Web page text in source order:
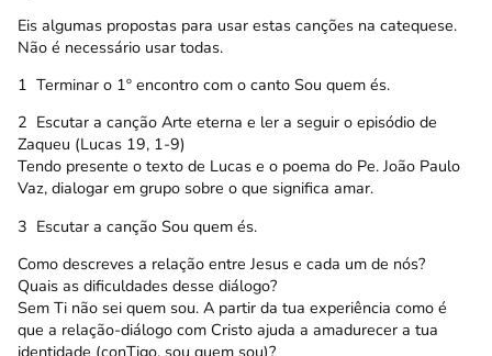
Eis algumas propostas para usar estas canções na catequese.
Não é necessário usar todas.
1  Terminar o 1º encontro com o canto Sou quem és.
2  Escutar a canção Arte eterna e ler a seguir o episódio de
Zaqueu (Lucas 19, 1-9)
Tendo presente o texto de Lucas e o poema do Pe. João Paulo
Vaz, dialogar em grupo sobre o que significa amar.
3  Escutar a canção Sou quem és.
Como descreves a relação entre Jesus e cada um de nós?
Quais as dificuldades desse diálogo?
Sem Ti não sei quem sou. A partir da tua experiência como é
que a relação-diálogo com Cristo ajuda a amadurecer a tua